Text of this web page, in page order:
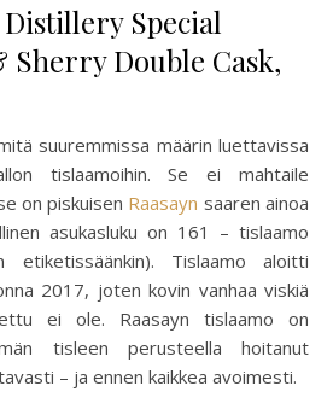
Distillery Special
Sherry Double Cask,
suuremmissa määrin luettavissa
tislaamoihin. Se ei mahtaile
on piskuisen Raasayn saaren ainoa
asukasluku on 161 – tislaamo
etiketissäänkin). Tislaamo aloitti
2017, joten kovin vanhaa viskiä
ei ole. Raasayn tislaamo on
tisleen perusteella hoitanut
– ja ennen kaikkea avoimesti.